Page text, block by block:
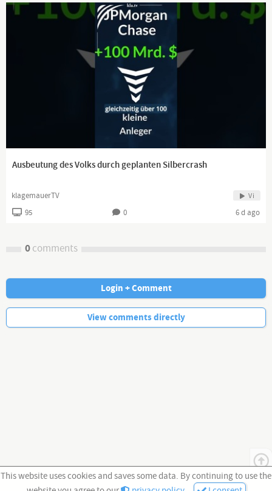
This website uses cookies and saves some data. By continuing to use the
Ausbeutung des Volks durch geplanten Silbercrash
klagemauerTV Vi
95 0 6 d ago
0comments
No more comments.
Login + Comment
View comments directly